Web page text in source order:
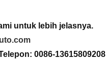
untuk lebih jelasnya.
0086-13615809208